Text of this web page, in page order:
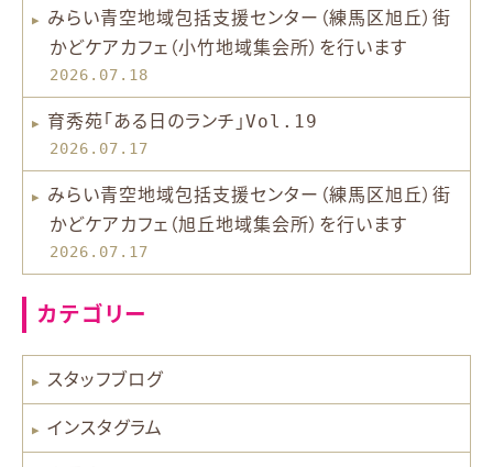
みらい青空地域包括支援センター（練馬区旭丘）街
かどケアカフェ（小竹地域集会所）を行います
2026.07.18
育秀苑「ある日のランチ」Vol.19
2026.07.17
みらい青空地域包括支援センター（練馬区旭丘）街
かどケアカフェ（旭丘地域集会所）を行います
2026.07.17
カテゴリー
スタッフブログ
インスタグラム